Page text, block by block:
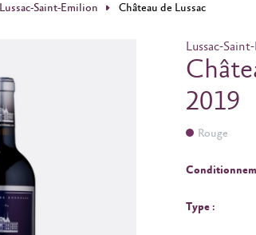
Lussac-Saint-Emilion Château de Lussac
Lussac-
2019
Rouge
Type :